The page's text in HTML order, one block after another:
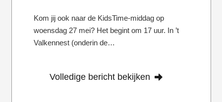
Kom jij ook naar de KidsTime-middag op
woensdag 27 mei? Het begint om 17 uur. In ’t
Valkennest (onderin de…
Volledige bericht bekijken